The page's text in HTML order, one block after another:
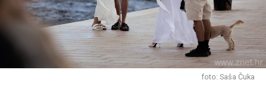
foto: Saša Čuka